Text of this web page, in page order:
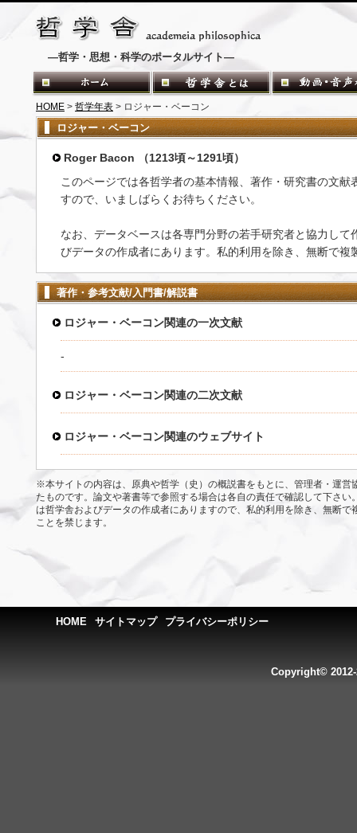
―哲学・思想・科学のポータルサイト―
HOME > 哲学年表 > ロジャー・ベーコン
ロジャー・ベーコン
Roger Bacon （1213頃～1291頃）
このページでは各哲学者の基本情報、著作・研究書の文
すので、いましばらくお待ちください。
なお、データベースは各専門分野の若手研究者と協力し
びデータの作成者にあります。私的利用を除き、無断で複
著作・参考文献/入門書/解説書
ロジャー・ベーコン関連の一次文献
-
ロジャー・ベーコン関連の二次文献
ロジャー・ベーコン関連のウェブサイト
※本サイトの内容は、原典や哲学（史）の概説書をもとに、管理者・運営
たものです。論文や著書等で参照する場合は各自の責任で確認して下さい
は哲学舎およびデータの作成者にありますので、私的利用を除き、無断で
ことを禁じます。
HOME サイトマップ プライバシーポリシー
Copyright©